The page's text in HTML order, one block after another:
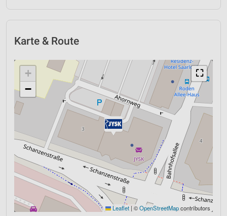
Karte & Route
⛶
+
−
Leaflet | ©OpenStreetMapcontributors